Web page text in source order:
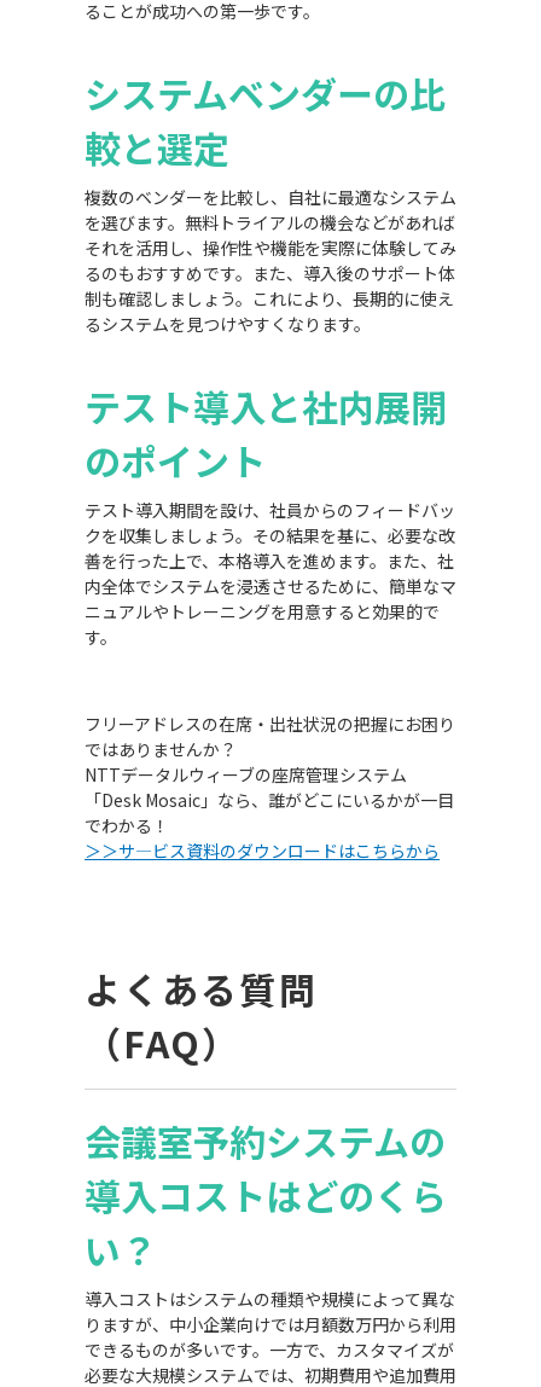
ることが成功への第一歩です。
システムベンダーの比
較と選定
複数のベンダーを比較し、自社に最適なシステム
を選びます。無料トライアルの機会などがあれば
それを活用し、操作性や機能を実際に体験してみ
るのもおすすめです。また、導入後のサポート体
制も確認しましょう。これにより、長期的に使え
るシステムを見つけやすくなります。
テスト導入と社内展開
のポイント
テスト導入期間を設け、社員からのフィードバッ
クを収集しましょう。その結果を基に、必要な改
善を行った上で、本格導入を進めます。また、社
内全体でシステムを浸透させるために、簡単なマ
ニュアルやトレーニングを用意すると効果的で
す。
フリーアドレスの在席・出社状況の把握にお困り
ではありませんか？
NTTデータルウィーブの座席管理システム
「Desk Mosaic」なら、誰がどこにいるかが一目
でわかる！
＞＞サ―ビス資料のダウンロードはこちらから
よくある質問
（FAQ）
会議室予約システムの
導入コストはどのくら
い？
導入コストはシステムの種類や規模によって異な
りますが、中小企業向けでは月額数万円から利用
できるものが多いです。一方で、カスタマイズが
必要な大規模システムでは、初期費用や追加費用